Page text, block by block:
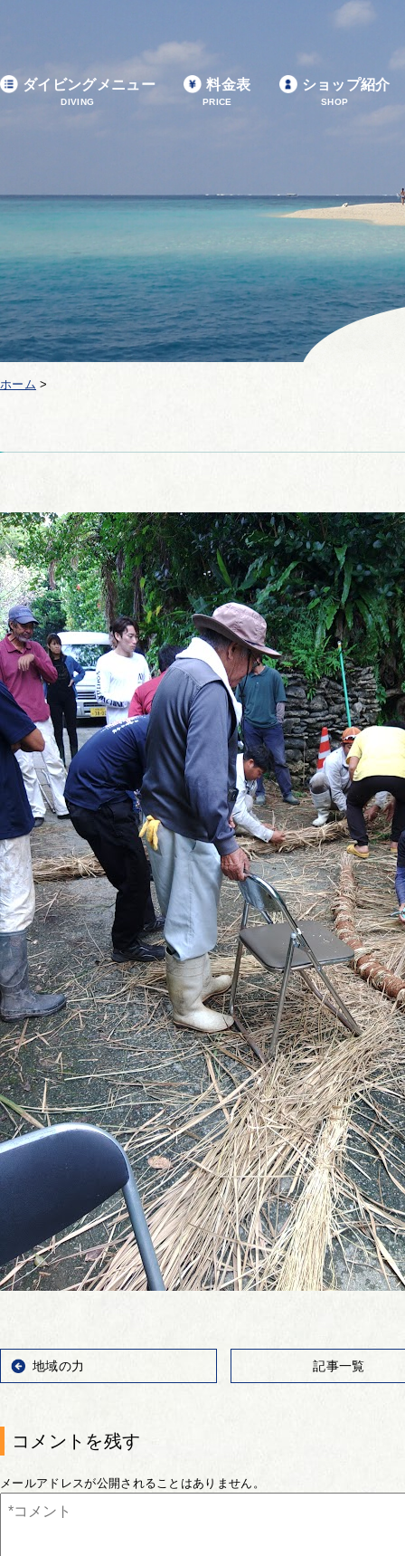
ダイビングメニュー
DIVING
料金表
PRICE
ショップ紹介
SHOP
ホーム >
地域の力 記事一覧
コメントを残す
メールアドレスが公開されることはありません。